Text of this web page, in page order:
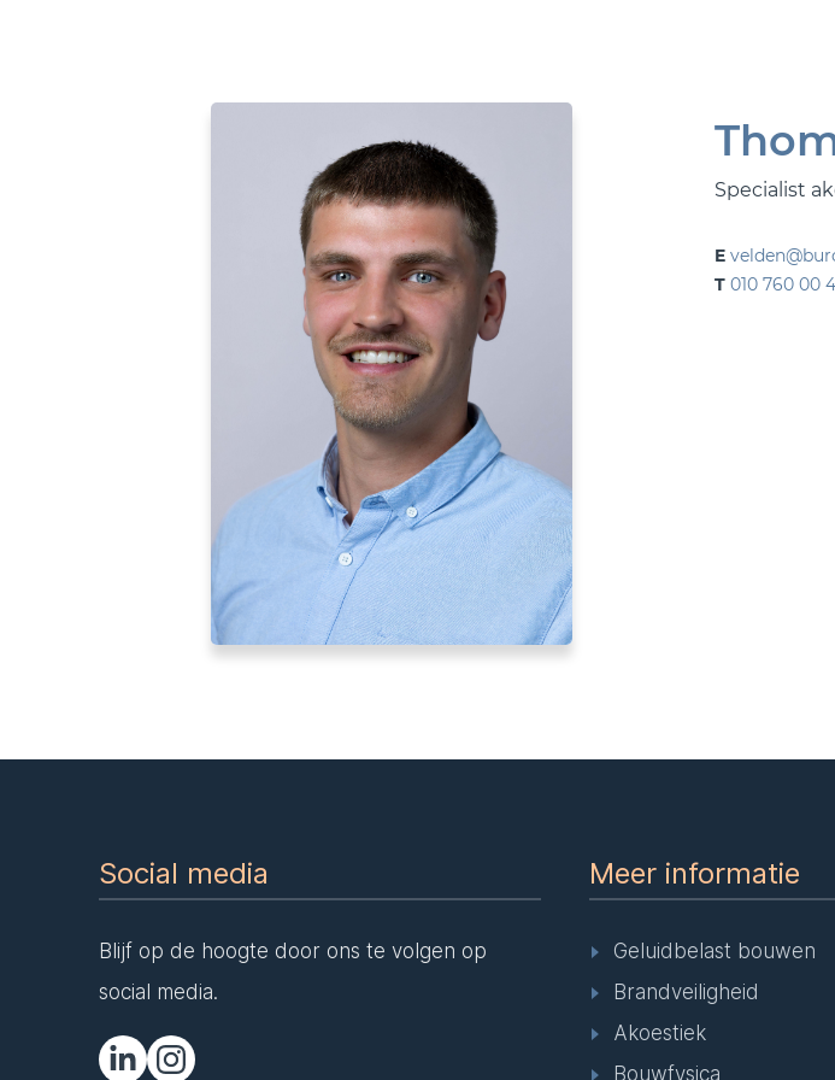
Specialist
E
T 010 760 00
Social media
Blijf op de hoogte door ons te volgen op
social media.
Meer informatie
Geluidbelast bouwen
Brandveiligheid
Akoestiek
Bouwfysica